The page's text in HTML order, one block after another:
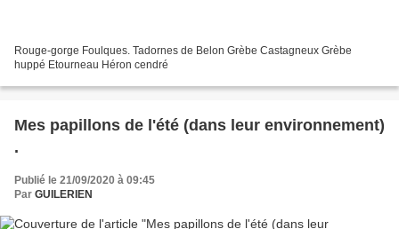
Rouge-gorge Foulques. Tadornes de Belon Grèbe Castagneux Grèbe
huppé Etourneau Héron cendré
Mes papillons de l'été (dans leur environnement)
.
Publié le 21/09/2020 à 09:45
Par GUILERIEN